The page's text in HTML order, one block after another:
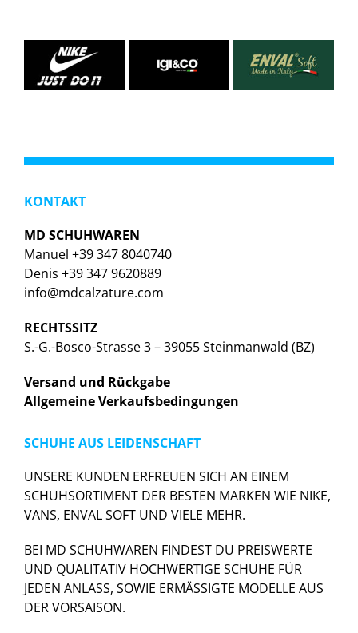
KONTAKT
MD SCHUHWAREN
Manuel +39 347 8040740
Denis +39 347 9620889
info@mdcalzature.com
RECHTSSITZ
S.-G.-Bosco-Strasse 3 – 39055 Steinmanwald (BZ)
Versand und Rückgabe
Allgemeine Verkaufsbedingungen
SCHUHE AUS LEIDENSCHAFT
UNSERE KUNDEN ERFREUEN SICH AN EINEM
SCHUHSORTIMENT DER BESTEN MARKEN WIE NIKE,
VANS, ENVAL SOFT UND VIELE MEHR.
BEI MD SCHUHWAREN FINDEST DU PREISWERTE
UND QUALITATIV HOCHWERTIGE SCHUHE FÜR
JEDEN ANLASS, SOWIE ERMÄSSIGTE MODELLE AUS
DER VORSAISON.